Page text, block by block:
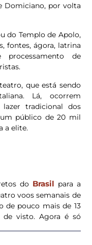
Domiciano, por volta
do Templo de Apolo,
fontes, ágora, latrina
de
que está sendo
Lá, ocorrem
tradicional dos
público de 20 mil
a elite.
do Brasil para a
voos semanais de
de pouco mais de 13
de visto. Agora é só